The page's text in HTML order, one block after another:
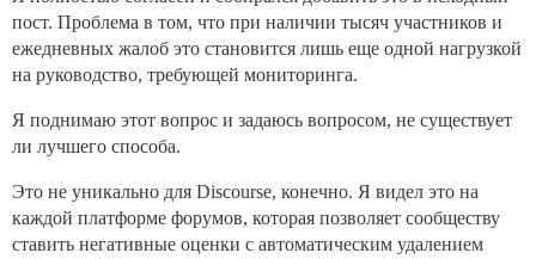
пост. Проблема в том, что при наличии тысяч участников и
ежедневных жалоб это становится лишь еще одной нагрузкой
на руководство, требующей мониторинга.
Я поднимаю этот вопрос и задаюсь вопросом, не существует
ли лучшего способа.
Это не уникально для Discourse, конечно. Я видел это на
каждой платформе форумов, которая позволяет сообществу
ставить негативные оценки с автоматическим удалением